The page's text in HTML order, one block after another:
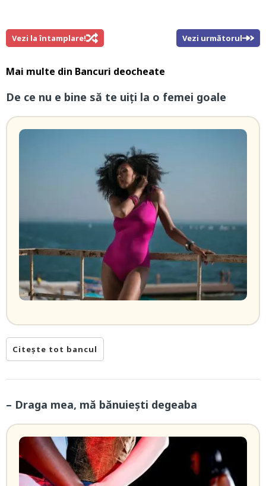
Vezi la întamplare! Vezi următorul
Mai multe din Bancuri deocheate
De ce nu e bine să te uiți la o femei goale
Citește tot bancul
– Draga mea, mă bănuiești degeaba